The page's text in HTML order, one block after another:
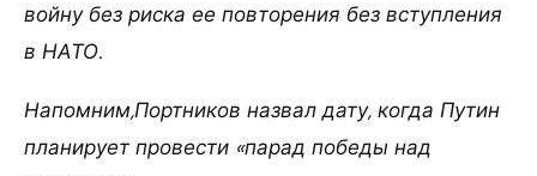
войну без риска ее повторения без вступления
в НАТО.
Напомним,Портников назвал дату, когда Путин
планирует провести «парад победы над